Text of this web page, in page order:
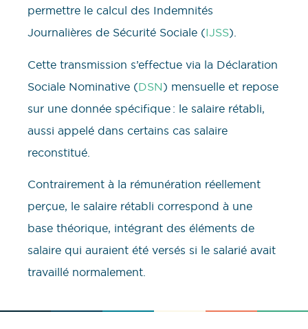
permettre le calcul des Indemnités
Journalières de Sécurité Sociale (IJSS).
Cette transmission s’effectue via la Déclaration
Sociale Nominative (DSN) mensuelle et repose
sur une donnée spécifique : le salaire rétabli,
aussi appelé dans certains cas salaire
reconstitué.
Contrairement à la rémunération réellement
perçue, le salaire rétabli correspond à une
base théorique, intégrant des éléments de
salaire qui auraient été versés si le salarié avait
travaillé normalement.